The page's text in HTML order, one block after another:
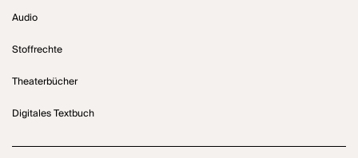
Audio
Stoffrechte
Theaterbücher
Digitales Textbuch